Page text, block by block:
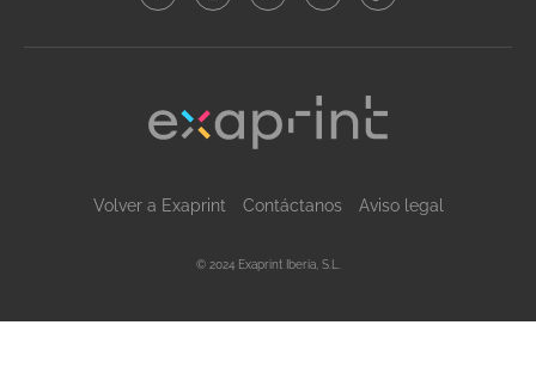
Volver a Exaprint Contáctanos Aviso legal
© 2024 Exaprint Iberia, S.L.